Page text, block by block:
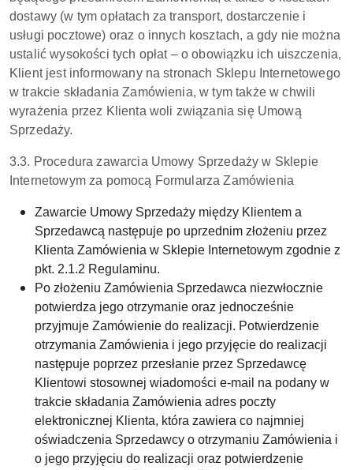
dostawy (w tym opłatach za transport, dostarczenie i
usługi pocztowe) oraz o innych kosztach, a gdy nie można
ustalić wysokości tych opłat – o obowiązku ich uiszczenia,
Klient jest informowany na stronach Sklepu Internetowego
w trakcie składania Zamówienia, w tym także w chwili
wyrażenia przez Klienta woli związania się Umową
Sprzedaży.
3.3. Procedura zawarcia Umowy Sprzedaży w Sklepie
Internetowym za pomocą Formularza Zamówienia
Zawarcie Umowy Sprzedaży między Klientem a
Sprzedawcą następuje po uprzednim złożeniu przez
Klienta Zamówienia w Sklepie Internetowym zgodnie z
pkt. 2.1.2 Regulaminu.
Po złożeniu Zamówienia Sprzedawca niezwłocznie
potwierdza jego otrzymanie oraz jednocześnie
przyjmuje Zamówienie do realizacji. Potwierdzenie
otrzymania Zamówienia i jego przyjęcie do realizacji
następuje poprzez przesłanie przez Sprzedawcę
Klientowi stosownej wiadomości e-mail na podany w
trakcie składania Zamówienia adres poczty
elektronicznej Klienta, która zawiera co najmniej
oświadczenia Sprzedawcy o otrzymaniu Zamówienia i
o jego przyjęciu do realizacji oraz potwierdzenie